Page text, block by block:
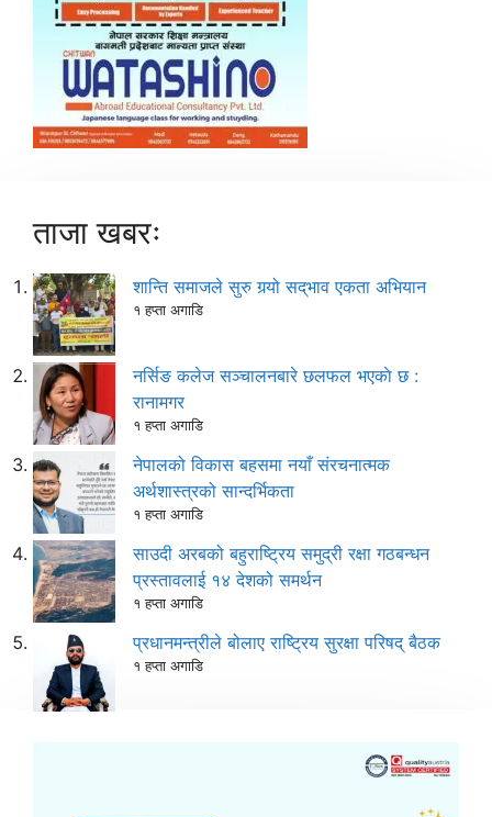
ताजा खबरः
शान्ति समाजले सुरु गर्‍यो सद्‌भाव एकता अभियान
१ हप्ता अगाडि
नर्सिङ कलेज सञ्चालनबारे छलफल भएकाे छ :
रानामगर
१ हप्ता अगाडि
नेपालको विकास बहसमा नयाँ संरचनात्मक
अर्थशास्त्रको सान्दर्भिकता
१ हप्ता अगाडि
साउदी अरबको बहुराष्ट्रिय समुद्री रक्षा गठबन्धन
प्रस्तावलाई १४ देशको समर्थन
१ हप्ता अगाडि
प्रधानमन्त्रीले बोलाए राष्ट्रिय सुरक्षा परिषद् बैठक
१ हप्ता अगाडि